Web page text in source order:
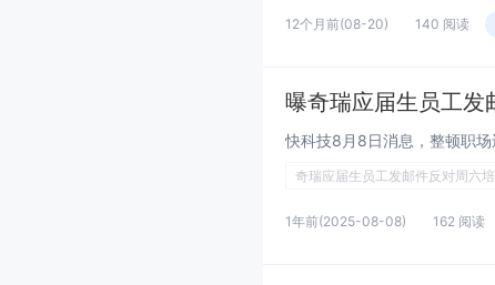
12个月前(08-20) 140 阅读
曝奇瑞应届生员工发
奇瑞应届生员工发邮件反对周六
1年前(2025-08-08) 162 阅读